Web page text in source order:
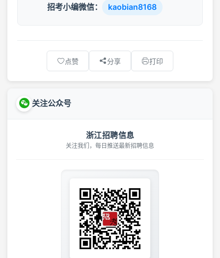
招考小编微信： kaobian8168
点赞 分享 打印
关注公众号
浙江招聘信息
关注我们，每日推送最新招聘信息